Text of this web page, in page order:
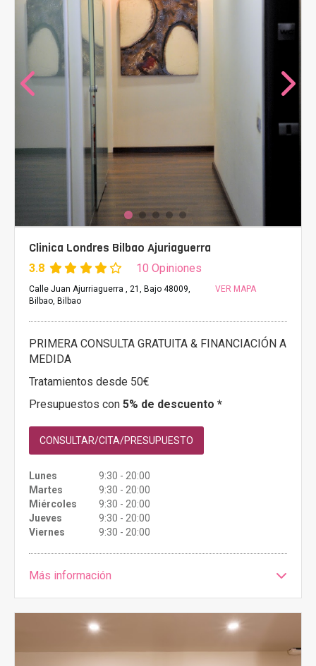
Clinica Londres Bilbao Ajuriaguerra
3.8 10 Opiniones
Calle Juan Ajurriaguerra , 21, Bajo 48009,
Bilbao, Bilbao
VER MAPA
PRIMERA CONSULTA GRATUITA & FINANCIACIÓN A
MEDIDA
Tratamientos desde 50€
Presupuestos con 5% de descuento *
CONSULTAR/CITA/PRESUPUESTO
Lunes
9:30 - 20:00
Martes
9:30 - 20:00
Miércoles
9:30 - 20:00
Jueves
9:30 - 20:00
Viernes
9:30 - 20:00
Más información